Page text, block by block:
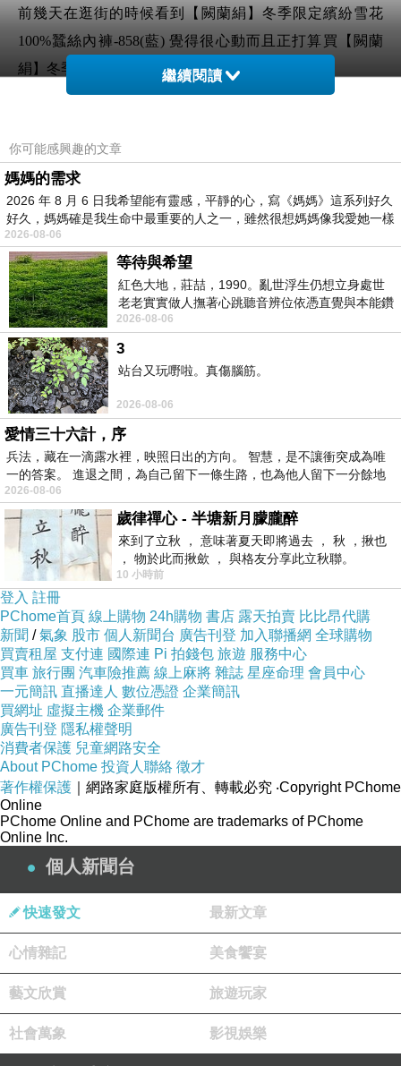
前幾天在逛街的時候看到【闕蘭絹】冬季限定繽紛雪花
100%蠶絲內褲-858(藍) 覺得很心動而且正打算買【闕蘭
絹】冬季限定繽紛雪花100%蠶絲內褲-858(藍)
褲-858(藍) 在網路上買應該會比較便宜，【闕蘭絹】冬季
限定繽紛雪花100%蠶絲內褲-858(藍)而且24小時都能買，
上網慢慢挑選，不用等店家開門也不用看店員臉色
想要購買【闕蘭絹】冬季限定繽紛雪花100%蠶
絲內褲-858(藍)已經想很多天了!也求助谷哥大神
發現【闕蘭絹】冬季限定繽紛雪花100%蠶絲內
褲-858(藍)的評價真的不錯想想哪裡買最便宜.心
得文.試用文.分享文行李箱/旅遊用品分享推薦.好
用.推薦.評價.熱銷.開箱文.優缺點比較
最後選擇在這購買【闕蘭絹】冬季限定繽紛雪花
100%蠶絲內褲-858(藍) 的原因,是因為比較有保
障,也不會遇到詐騙集團,所以才選擇在這購入
更多資料、資訊參考分享↓↓↓
商品網址:
繼續閱讀
你可能感興趣的文章
媽媽的需求
2026 年 8 月 6 日我希望能有靈感，平靜的心，寫《媽媽》這系列好久
好久，媽媽確是我生命中最重要的人之一，雖然很想媽媽像我愛她一樣
2026-08-06
等待與希望
紅色大地，莊喆，1990。亂世浮生仍想立身處世
老老實實做人撫著心跳聽音辨位依憑直覺與本能鑽
向裂隙的亮處探索另一個心聲另一個共鳴的
2026-08-06
3
站台又玩嘢啦。真傷腦筋。
2026-08-06
愛情三十六計，序
兵法，藏在一滴露水裡，映照日出的方向。 智慧，是不讓衝突成為唯
一的答案。 進退之間，為自己留下一條生路，也為他人留下一分餘地
2026-08-06
歲律禪心 - 半塘新月朦朧醉
來到了立秋 ， 意味著夏天即將過去 ， 秋 ，揪也
， 物於此而揪歛 ， 與格友分享此立秋聯。
10 小時前
登入 註冊
PChome首頁 線上購物 24h購物 書店 露天拍賣 比比昂代購
新聞 /氣象 股市 個人新聞台 廣告刊登 加入聯播網 全球購物
買賣租屋 支付連 國際連 Pi 拍錢包 旅遊 服務中心
買車 旅行團 汽車險推薦 線上麻將 雜誌 星座命理 會員中心
一元簡訊 直播達人 數位憑證 企業簡訊
買網址 虛擬主機 企業郵件
廣告刊登 隱私權聲明
消費者保護 兒童網路安全
About PChome 投資人聯絡 徵才
著作權保護 ｜網路家庭版權所有、轉載必究 ‧Copyright PChome
Online
PChome Online and PChome are trademarks of PChome
Online Inc.
個人新聞台
快速發文 最新文章
心情雜記 美食饗宴
藝文欣賞 旅遊玩家
社會萬象 影視娛樂